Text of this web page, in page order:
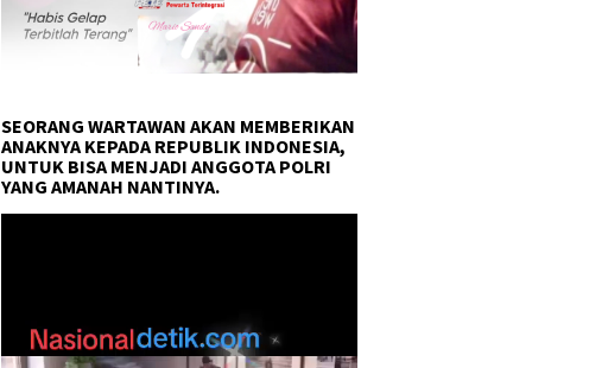
SEORANG WARTAWAN AKAN MEMBERIKAN
ANAKNYA KEPADA REPUBLIK INDONESIA,
UNTUK BISA MENJADI ANGGOTA POLRI
YANG AMANAH NANTINYA.